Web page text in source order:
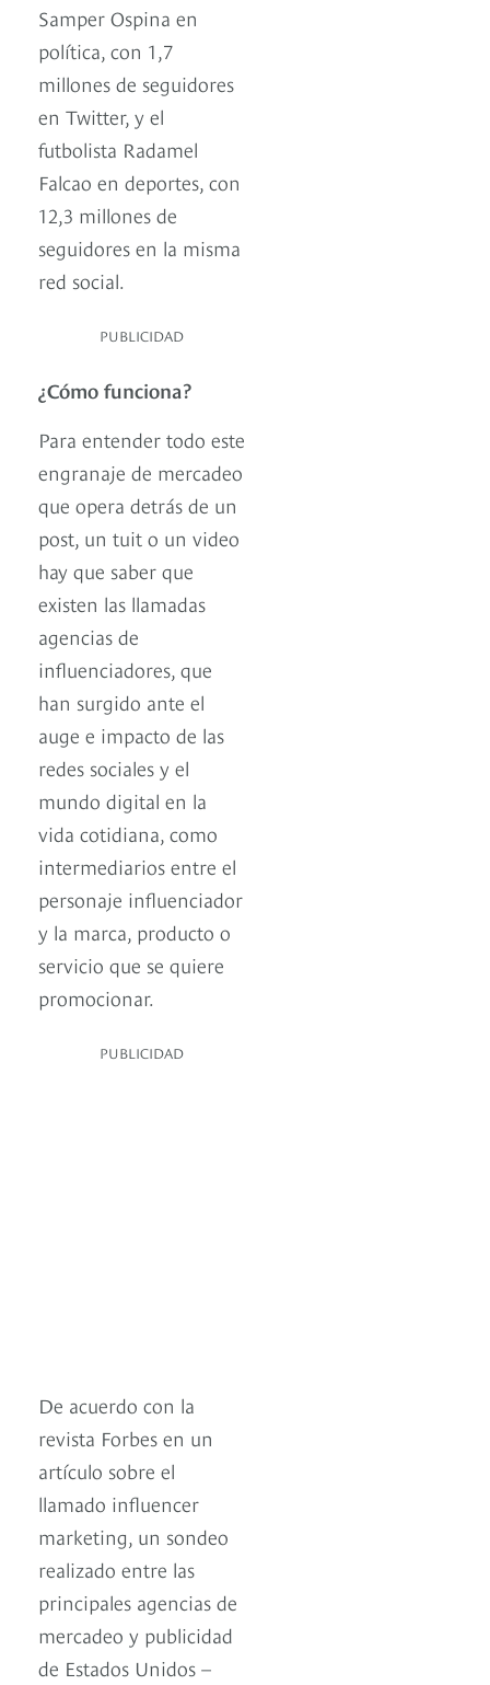
Samper Ospina en
política, con 1,7
millones de seguidores
en Twitter, y el
futbolista Radamel
Falcao en deportes, con
12,3 millones de
seguidores en la misma
red social.
PUBLICIDAD
¿Cómo funciona?
Para entender todo este
engranaje de mercadeo
que opera detrás de un
post, un tuit o un video
hay que saber que
existen las llamadas
agencias de
influenciadores, que
han surgido ante el
auge e impacto de las
redes sociales y el
mundo digital en la
vida cotidiana, como
intermediarios entre el
personaje influenciador
y la marca, producto o
servicio que se quiere
promocionar.
PUBLICIDAD
De acuerdo con la
revista Forbes en un
artículo sobre el
llamado influencer
marketing, un sondeo
realizado entre las
principales agencias de
mercadeo y publicidad
de Estados Unidos –